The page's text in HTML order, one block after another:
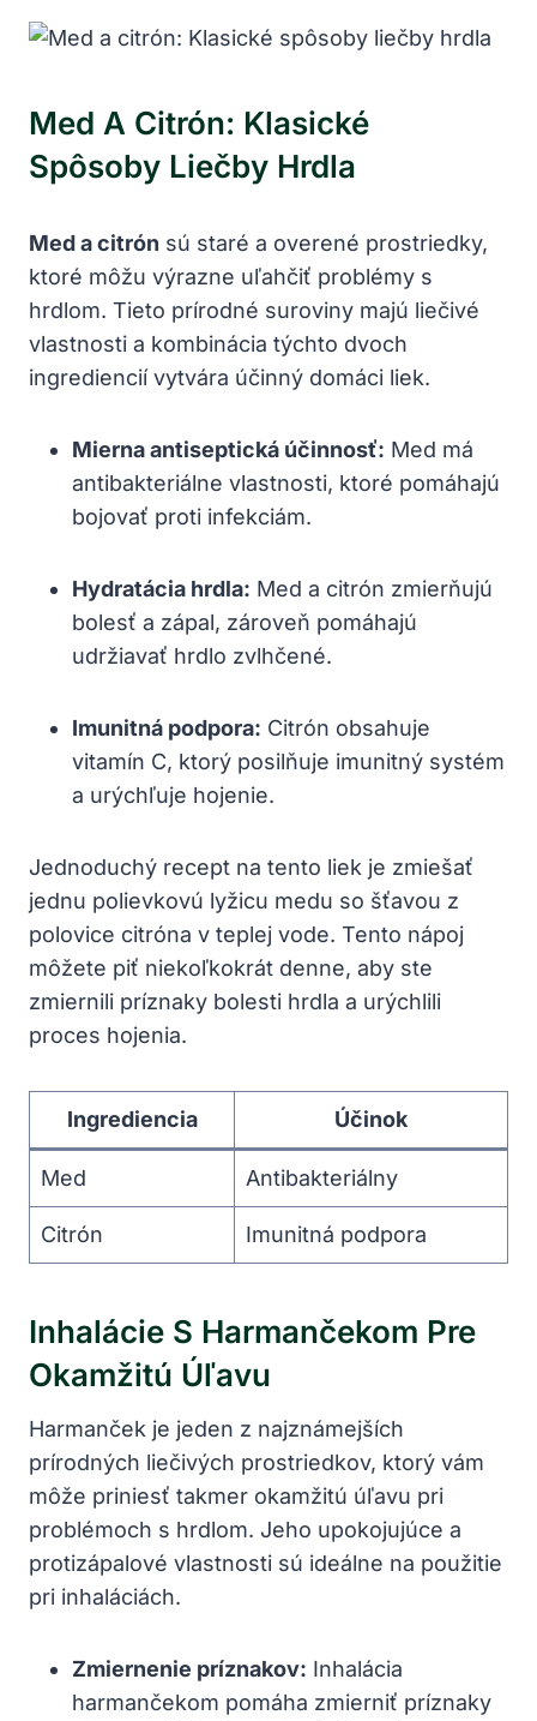
Med A Citrón: Klasické
Spôsoby⁤ Liečby Hrdla
Med⁣ a citrón sú staré a ‌overené prostriedky,
ktoré môžu výrazne uľahčiť​ problémy⁢ s
hrdlom. Tieto​ prírodné suroviny majú ⁢liečivé
vlastnosti a kombinácia‍ týchto‌ dvoch
ingrediencií vytvára ‍účinný domáci liek.
Mierna antiseptická ‌účinnosť: Med má
antibakteriálne vlastnosti, ktoré pomáhajú
⁤bojovať proti infekciám.
Hydratácia hrdla: Med a citrón​ zmierňujú
bolesť a zápal, zároveň pomáhajú
udržiavať hrdlo zvlhčené.
Imunitná podpora: Citrón obsahuje
vitamín C, ⁤ktorý posilňuje imunitný systém
a urýchľuje hojenie.
Jednoduchý recept na tento liek je zmiešať
jednu polievkovú lyžicu medu​ so šťavou z
polovice citróna v‌ teplej vode. Tento nápoj⁢
môžete⁢ piť niekoľkokrát denne, aby‌ ste⁣
zmiernili príznaky bolesti hrdla‍ a urýchlili
proces hojenia.
Ingrediencia Účinok
Med Antibakteriálny
Citrón Imunitná podpora
Inhalácie‌ S Harmančekom Pre
Okamžitú Úľavu
Harmanček je jeden z najznámejších
prírodných⁢ liečivých prostriedkov, ​ktorý vám
môže priniesť takmer okamžitú úľavu pri
problémoch s hrdlom. Jeho upokojujúce a
protizápalové vlastnosti sú ideálne na použitie
pri‌ inhaláciách.
Zmiernenie príznakov: Inhalácia
harmančekom⁣ pomáha zmierniť príznaky